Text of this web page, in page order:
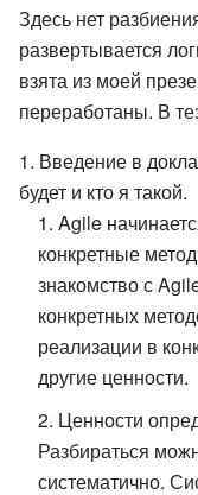
Здесь нет
развертывается
взята из моей
переработаны. В
Введение в
будет и кто я такой.
Agile
конкретные
знакомство с
конкретных
реализации в
другие ценности.
Ценности
Разбираться
систематично.